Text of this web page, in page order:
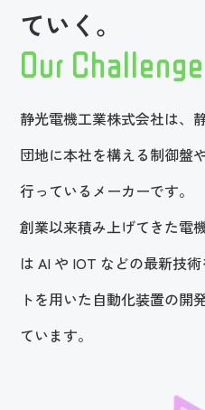
ていく。
Our Challenge
静光電機工業株式会社は、
団地に本社を構える制御盤
行っているメーカーです。
創業以来積み上げてきた電
は AI や IOT などの最新技術
トを用いた自動化装置の開
ています。